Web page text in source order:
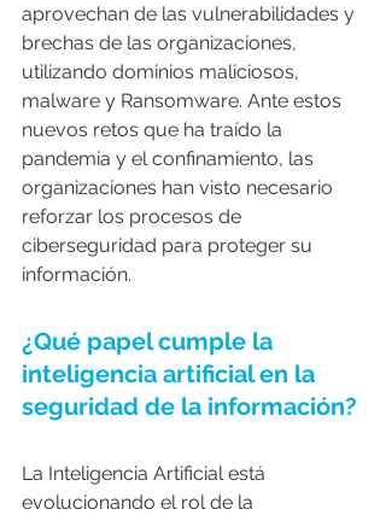
aprovechan de las vulnerabilidades y
brechas de las organizaciones,
utilizando dominios maliciosos,
malware y Ransomware. Ante estos
nuevos retos que ha traído la
pandemia y el confinamiento, las
organizaciones han visto necesario
reforzar los procesos de
ciberseguridad para proteger su
información.
¿Qué papel cumple la
inteligencia artificial en la
seguridad de la información?
La Inteligencia Artificial está
evolucionando el rol de la